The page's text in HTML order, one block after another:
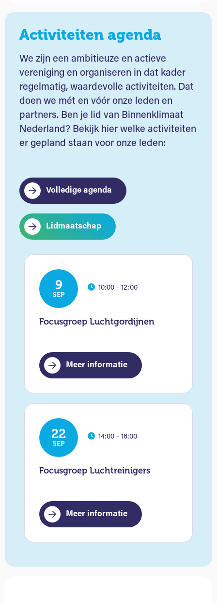
Activiteiten agenda
We zijn een ambitieuze en actieve
vereniging en organiseren in dat kader
regelmatig, waardevolle activiteiten. Dat
doen we mét en vóór onze leden en
partners. Ben je lid van Binnenklimaat
Nederland? Bekijk hier welke activiteiten
er gepland staan voor onze leden:
Volledige agenda
Lidmaatschap
9
SEP
10:00 - 12:00
Focusgroep Luchtgordijnen
Meer informatie
22
SEP
14:00 - 16:00
Focusgroep Luchtreinigers
Meer informatie